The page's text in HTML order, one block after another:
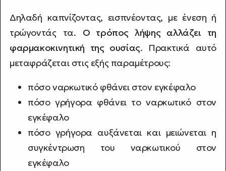
Δηλαδή καπνίζοντας, εισπνέοντας, με ένεση ή
τρώγοντάς τα. Ο τρόπος λήψης αλλάζει τη
φαρμακοκινητική της ουσίας. Πρακτικά αυτό
μεταφράζεται στις εξής παραμέτρους:
πόσο ναρκωτικό φθάνει στον εγκέφαλο
πόσο γρήγορα φθάνει το ναρκωτικό στον
εγκέφαλο
πόσο γρήγορα αυξάνεται και μειώνεται η
συγκέντρωση του ναρκωτικού στον
εγκέφαλο